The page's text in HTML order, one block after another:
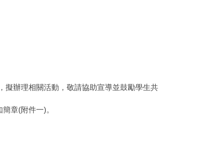
擬辦理相關活動，敬請協助宣導並鼓勵學生共
章(附件一)。